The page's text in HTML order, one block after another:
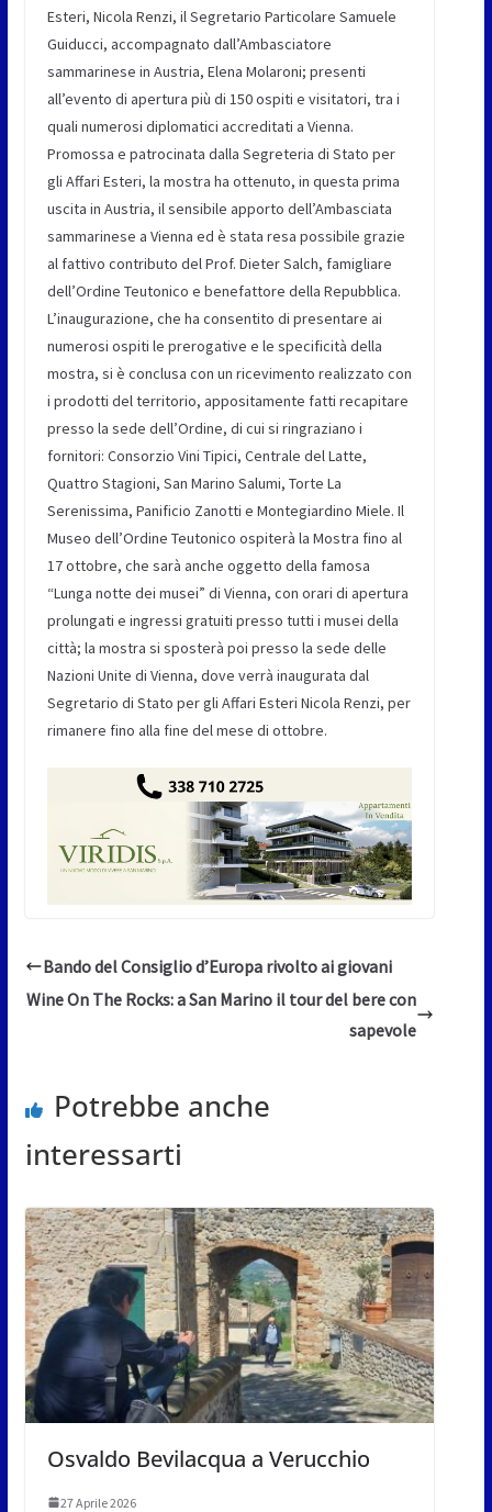
Esteri, Nicola Renzi, il Segretario Particolare Samuele
Guiducci, accompagnato dall’Ambasciatore
sammarinese in Austria, Elena Molaroni; presenti
all’evento di apertura più di 150 ospiti e visitatori, tra i
quali numerosi diplomatici accreditati a Vienna.
Promossa e patrocinata dalla Segreteria di Stato per
gli Affari Esteri, la mostra ha ottenuto, in questa prima
uscita in Austria, il sensibile apporto dell’Ambasciata
sammarinese a Vienna ed è stata resa possibile grazie
al fattivo contributo del Prof. Dieter Salch, famigliare
dell’Ordine Teutonico e benefattore della Repubblica.
L’inaugurazione, che ha consentito di presentare ai
numerosi ospiti le prerogative e le specificità della
mostra, si è conclusa con un ricevimento realizzato con
i prodotti del territorio, appositamente fatti recapitare
presso la sede dell’Ordine, di cui si ringraziano i
fornitori: Consorzio Vini Tipici, Centrale del Latte,
Quattro Stagioni, San Marino Salumi, Torte La
Serenissima, Panificio Zanotti e Montegiardino Miele. Il
Museo dell’Ordine Teutonico ospiterà la Mostra fino al
17 ottobre, che sarà anche oggetto della famosa
“Lunga notte dei musei” di Vienna, con orari di apertura
prolungati e ingressi gratuiti presso tutti i musei della
città; la mostra si sposterà poi presso la sede delle
Nazioni Unite di Vienna, dove verrà inaugurata dal
Segretario di Stato per gli Affari Esteri Nicola Renzi, per
rimanere fino alla fine del mese di ottobre.
Bando del Consiglio d’Europa rivolto ai giovani
Wine On The Rocks: a San Marino il tour del bere con
sapevole
Potrebbe anche
interessarti
Osvaldo Bevilacqua a Verucchio
27 Aprile 2026